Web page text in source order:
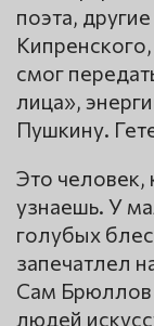
поэта,
смог
лица»,
Пушкину.
Это человек,
узнаешь. У
голубых
запечатлел
Сам Брюллов
людей